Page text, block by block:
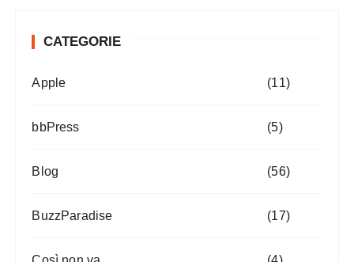
CATEGORIE
Apple (11)
bbPress (5)
Blog (56)
BuzzParadise (17)